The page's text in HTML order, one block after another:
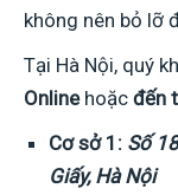
không nên bỏ lỡ
Tại Hà Nội, quý
Onlinehoặc đến
Cơ sở 1: Số
Giấy, Hà Nội